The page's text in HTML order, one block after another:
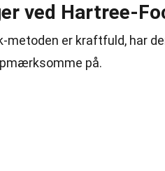
ved Hartree-
metoden er kraftfuld, har
på.